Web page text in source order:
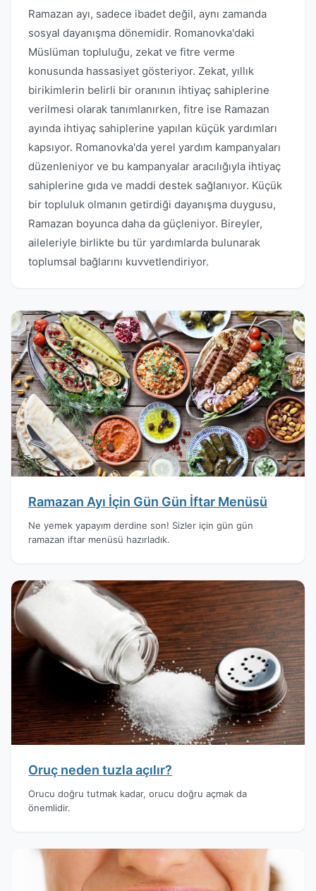
Ramazan ayı, sadece ibadet değil, aynı zamanda
sosyal dayanışma dönemidir. Romanovka'daki
Müslüman topluluğu, zekat ve fitre verme
konusunda hassasiyet gösteriyor. Zekat, yıllık
birikimlerin belirli bir oranının ihtiyaç sahiplerine
verilmesi olarak tanımlanırken, fitre ise Ramazan
ayında ihtiyaç sahiplerine yapılan küçük yardımları
kapsıyor. Romanovka'da yerel yardım kampanyaları
düzenleniyor ve bu kampanyalar aracılığıyla ihtiyaç
sahiplerine gıda ve maddi destek sağlanıyor. Küçük
bir topluluk olmanın getirdiği dayanışma duygusu,
Ramazan boyunca daha da güçleniyor. Bireyler,
aileleriyle birlikte bu tür yardımlarda bulunarak
toplumsal bağlarını kuvvetlendiriyor.
Ramazan Ayı İçin Gün Gün İftar Menüsü
Ne yemek yapayım derdine son! Sizler için gün gün
ramazan iftar menüsü hazırladık.
Oruç neden tuzla açılır?
Orucu doğru tutmak kadar, orucu doğru açmak da
önemlidir.